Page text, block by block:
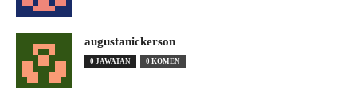
augustanickerson
0 JAWATAN 0 KOMEN